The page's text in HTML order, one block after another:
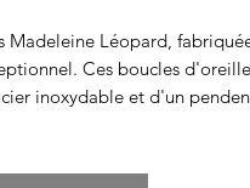
Madeleine Léopard,
Ces boucles
inoxydable et d'un
des oreilles percées.